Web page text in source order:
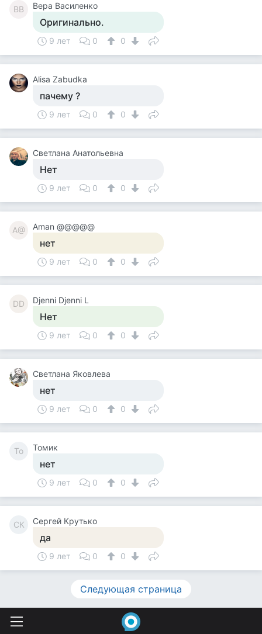
ВВ Вера Василенко
Оригинально.
9 лет 0 0
Alisa Zabudka
пачему ?
9 лет 0 0
Светлана Анатольевна
Нет
9 лет 0 0
A@ Aman @@@@@
нет
9 лет 0 0
DD Djenni Djenni L
Нет
9 лет 0 0
Светлана Яковлева
нет
9 лет 0 0
То Томик
нет
9 лет 0 0
СК Сергей Крутько
да
9 лет 0 0
Следующая страница